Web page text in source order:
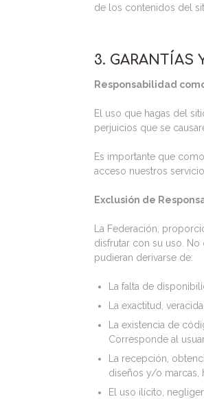
de los contenidos del
3. GARANTÍAS
Responsabilidad
El uso que hagas del
perjuicios que se
Es importante que
acceso nuestros
Exclusión de
La Federación,
disfrutar con su uso.
pudieran derivarse de:
La falta de
La exactitud,
La existencia de
Corresponde al
La recepción,
diseños y/o marcas,
El uso ilícito,